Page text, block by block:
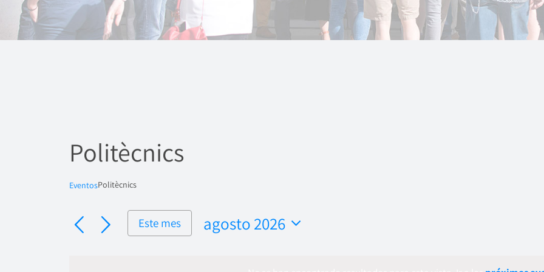
Politècnics
EventosPolitècnics
Este mes
agosto 2026